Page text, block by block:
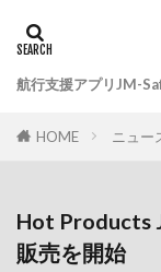
航行支援アプリJM-
HOME ニュー
Hot Products
販売を開始